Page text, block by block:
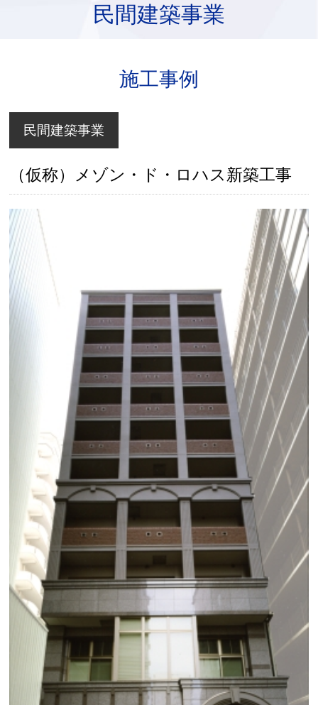
民間建築事業
施工事例
民間建築事業
（仮称）メゾン・ド・ロハス新築工事